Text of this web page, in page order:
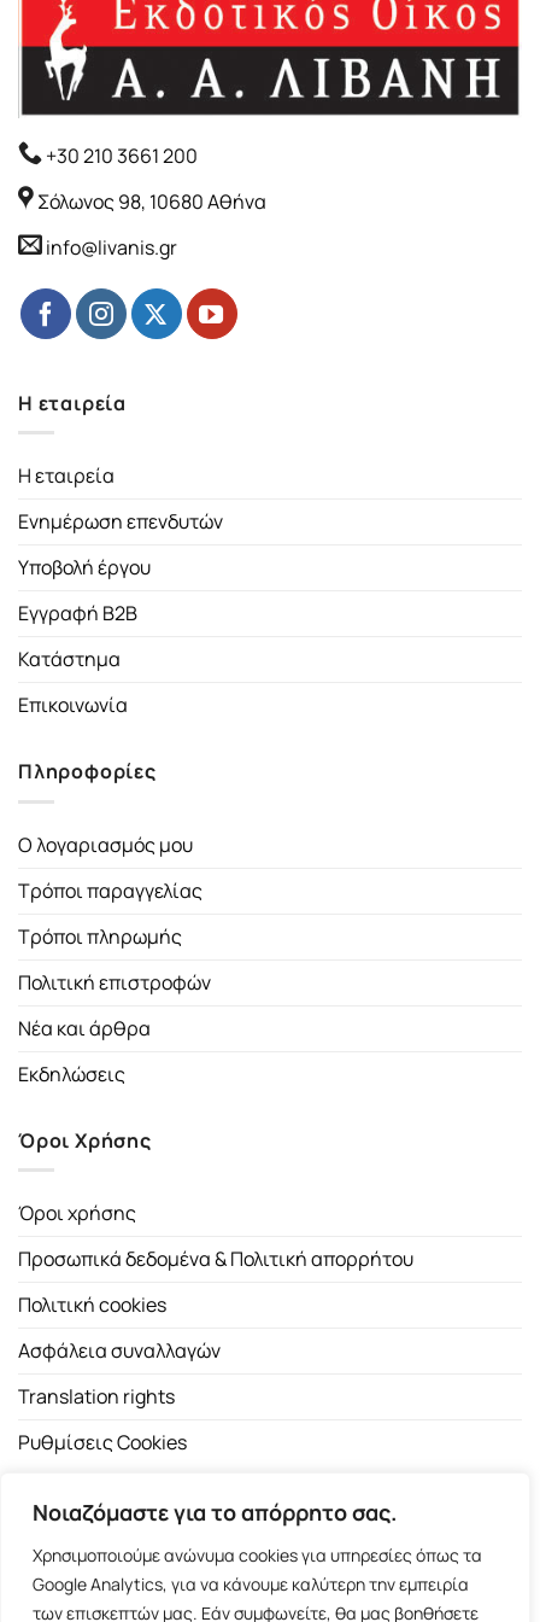
Νοιαζόμαστε για το απόρρητο σας.
Χρησιμοποιούμε ανώνυμα cookies για υπηρεσίες όπως τα
Google Analytics, για να κάνουμε καλύτερη την εμπειρία
των επισκεπτών μας. Εάν συμφωνείτε, θα μας βοηθήσετε
+30 210 3661 200
Σόλωνος 98, 10680 Αθήνα
info@livanis.gr
Η εταιρεία
Η εταιρεία
Ενημέρωση επενδυτών
Υποβολή έργου
Εγγραφή B2B
Κατάστημα
Επικοινωνία
Πληροφορίες
Ο λογαριασμός μου
Τρόποι παραγγελίας
Τρόποι πληρωμής
Πολιτική επιστροφών
Νέα και άρθρα
Εκδηλώσεις
Όροι Χρήσης
Όροι χρήσης
Προσωπικά δεδομένα & Πολιτική απορρήτου
Πολιτική cookies
Ασφάλεια συναλλαγών
Translation rights
Ρυθμίσεις Cookies